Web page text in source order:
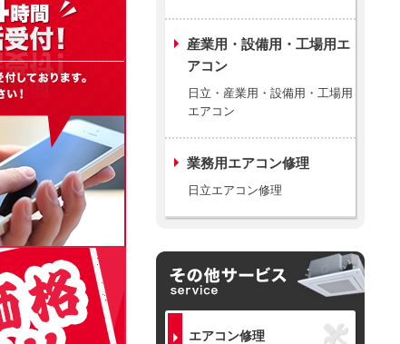
産業用・設備用・工場用エ
アコン
日立・産業用・設備用・工場用
エアコン
業務用エアコン修理
日立エアコン修理
エアコン修理